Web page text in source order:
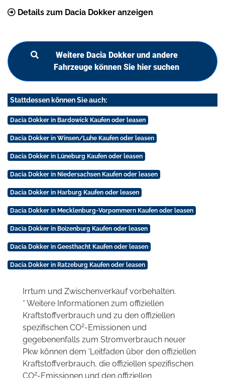
Details zum Dacia Dokker anzeigen
Weitere Dacia Dokker und andere
Fahrzeuge können Sie hier suchen
Stattdessen können Sie auch:
Dacia Dokker in Bardowick Kaufen oder leasen
Dacia Dokker in Winsen/Luhe Kaufen oder leasen
Dacia Dokker in Lüneburg Kaufen oder leasen
Dacia Dokker in Niedersachsen Kaufen oder leasen
Dacia Dokker in Harburg Kaufen oder leasen
Dacia Dokker in Mecklenburg-Vorpommern Kaufen oder leasen
Dacia Dokker in Boizenburg Kaufen oder leasen
Dacia Dokker in Geesthacht Kaufen oder leasen
Dacia Dokker in Ratzeburg Kaufen oder leasen
Irrtum und Zwischenverkauf vorbehalten.
* Weitere Informationen zum offiziellen
Kraftstoffverbrauch und zu den offiziellen
spezifischen CO2-Emissionen und
gegebenenfalls zum Stromverbrauch neuer
Pkw können dem 'Leitfaden über den offiziellen
Kraftstoffverbrauch, die offiziellen spezifischen
CO2-Emissionen und den offiziellen